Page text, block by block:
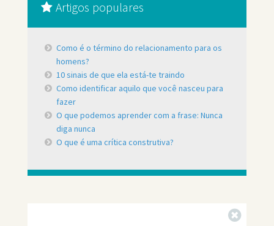
Artigos populares
Como é o término do relacionamento para os
homens?
10 sinais de que ela está-te traindo
Como identificar aquilo que você nasceu para
fazer
O que podemos aprender com a frase: Nunca
diga nunca
O que é uma crítica construtiva?